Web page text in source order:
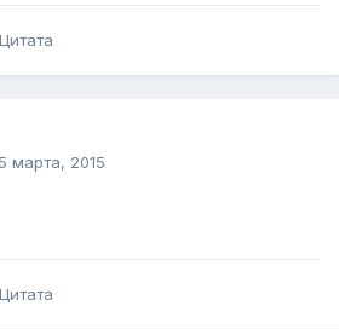
Цитата
5 марта, 2015
Цитата